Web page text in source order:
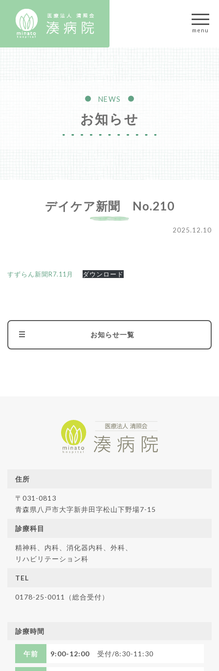
NEWS
お知らせ
デイケア新聞 No.210
2025.12.10
すずらん新聞R7.11月 ダウンロード
お知らせ一覧
住所
〒031-0813
青森県八戸市大字新井田字松山下野場7-15
診療科目
精神科、内科、消化器内科、外科、
リハビリテーション科
TEL
0178-25-0011（総合受付）
診療時間
午前 9:00-12:00 受付/8:30-11:30